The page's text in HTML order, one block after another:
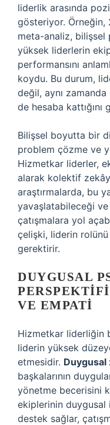
liderlik arasında
gösteriyor. Örneğin,
meta-analiz,
yüksek liderlerin
performansını
koydu. Bu durum,
değil, aynı zamanda
de hesaba kattığını
Bilişsel boyutta bir
problem çözme ve
Hizmetkar liderler,
alarak kolektif
araştırmalarda, bu
yavaşlatabileceği ve
çatışmalara yol
çelişki, liderin
gerektirir.
DUYGUSAL
VE EMPATI
Hizmetkar liderliğin
liderin yüksek
etmesidir. Duygusal
başkalarının
yönetme becerisini
ekiplerinin duygusal
destek sağlar,